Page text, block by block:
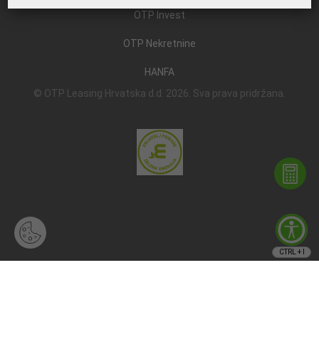
OTP Invest
OTP Nekretnine
HANFA
© OTP Leasing Hrvatska d.d. 2026. Sva prava pridržana.
CTRL + I